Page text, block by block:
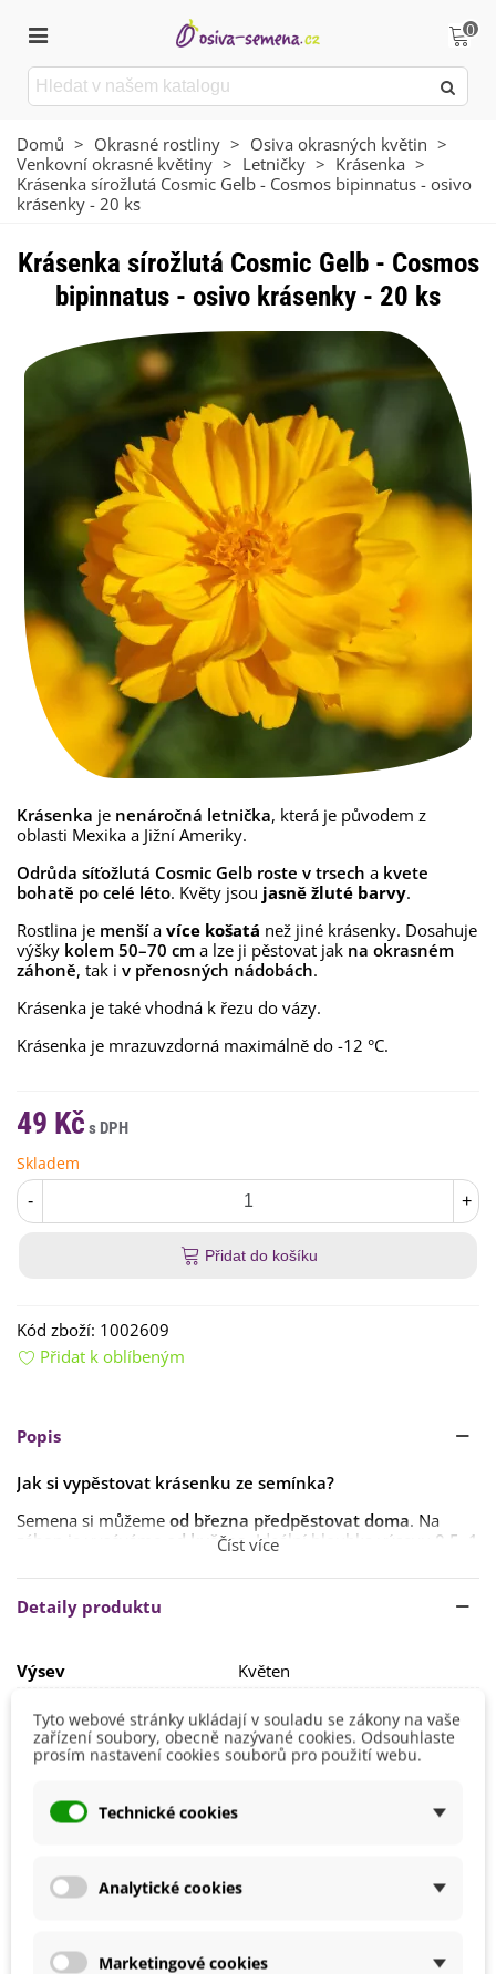
0
Domů > Okrasné rostliny > Osiva okrasných květin >
Venkovní okrasné květiny > Letničky > Krásenka >
Krásenka sírožlutá Cosmic Gelb - Cosmos bipinnatus - osivo
krásenky - 20 ks
Krásenka sírožlutá Cosmic Gelb - Cosmos
bipinnatus - osivo krásenky - 20 ks
Krásenka je nenáročná letnička, která je původem z
oblasti Mexika a Jižní Ameriky.
Odrůda síťožlutá Cosmic Gelb roste v trsech a kvete
bohatě po celé léto. Květy jsou jasně žluté barvy.
Rostlina je menšía více košatá než jiné krásenky. Dosahuje
výšky kolem 50–70 cm a lze ji pěstovat jak na okrasném
záhoně, tak i v přenosných nádobách.
Krásenka je také vhodná k řezu do vázy.
Krásenka je mrazuvzdorná maximálně do -12 °C.
49 Kč
Skladem
- +
Přidat do košíku
Kód zboží: 1002609
Přidat k oblíbeným
Popis
Jak si vypěstovat krásenku ze semínka?
Semena si můžeme od března předpěstovat doma. Na
záhon je vyséváme
od května . Ideální hloubka výsevu 0,5–1
Semínka klíčí přibližně po dvou
týdnech .Substrát
Číst více
Detaily produktu
Výsev
Květen
Stanoviště
Slunečné
Doba Kvetení
Možnosti Pěstování
Venku
Výrobce
SemenaOnline
Tyto webové stránky ukládají v souladu se zákony na vaše
zařízení soubory, obecně nazývané cookies. Odsouhlaste
prosím nastavení cookies souborů pro použití webu.
Technické cookies
Analytické cookies
Marketingové cookies